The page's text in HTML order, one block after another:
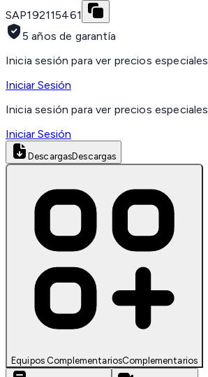
SAP192115461
5 años de garantía
Inicia sesión para ver precios especiales
Iniciar Sesión
Inicia sesión para ver precios especiales
Iniciar Sesión
DescargasDescargas
Equipos ComplementariosComplementarios